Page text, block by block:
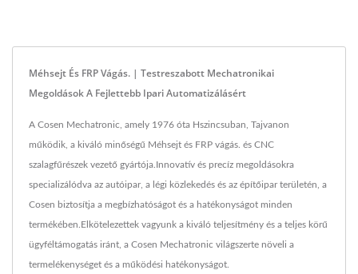
Méhsejt És FRP Vágás. | Testreszabott Mechatronikai
Megoldások A Fejlettebb Ipari Automatizálásért
A Cosen Mechatronic, amely 1976 óta Hszincsuban, Tajvanon
működik, a kiváló minőségű Méhsejt és FRP vágás. és CNC
szalagfűrészek vezető gyártója.Innovatív és precíz megoldásokra
specializálódva az autóipar, a légi közlekedés és az építőipar területén, a
Cosen biztosítja a megbízhatóságot és a hatékonyságot minden
termékében.Elkötelezettek vagyunk a kiváló teljesítmény és a teljes körű
ügyféltámogatás iránt, a Cosen Mechatronic világszerte növeli a
termelékenységet és a működési hatékonyságot.